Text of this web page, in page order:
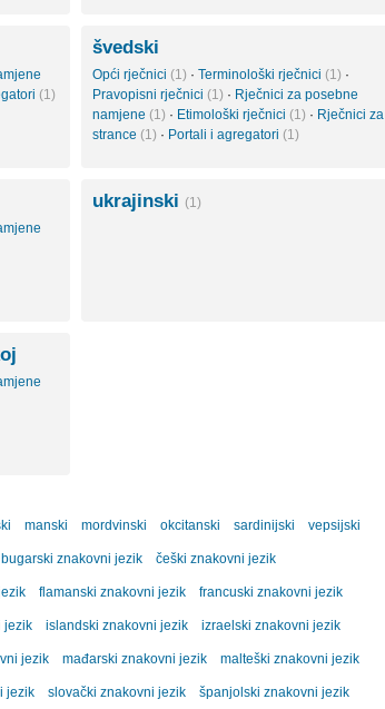
(1)
švedski
Opći rječnici (1) · Terminološki rječnici (1) ·
Pravopisni rječnici (1) · Rječnici za posebne
namjene (1) · Etimološki rječnici (1) · Rječnici za
strance (1) · Portali i agregatori (1)
ukrajinski (1)
manski mordvinski okcitanski sardinijski vepsijski
bugarski znakovni jezik češki znakovni jezik
flamanski znakovni jezik francuski znakovni jezik
jezik islandski znakovni jezik izraelski znakovni jezik
jezik mađarski znakovni jezik malteški znakovni jezik
jezik slovački znakovni jezik španjolski znakovni jezik